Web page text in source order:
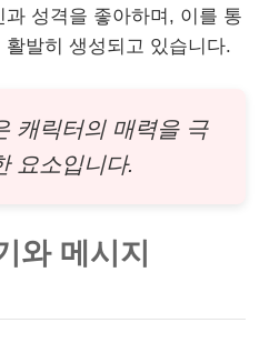
성격을 좋아하며, 이를 통
발히 생성되고 있습니다.
캐릭터의 매력을 극
요소입니다.
와 메시지